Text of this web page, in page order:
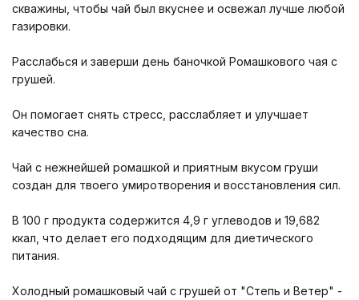
скважины, чтобы чай был вкуснее и освежал лучше любой
газировки.
Расслабься и заверши день баночкой Ромашкового чая с
грушей.
Он помогает снять стресс, расслабляет и улучшает
качество сна.
Чай с нежнейшей ромашкой и приятным вкусом груши
создан для твоего умиротворения и восстановления сил.
В 100 г продукта содержится 4,9 г углеводов и 19,682
ккал, что делает его подходящим для диетического
питания.
Холодный ромашковый чай с грушей от "Степь и Ветер" -